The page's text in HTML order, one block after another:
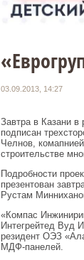
03.09.2013, 14:27
Завтра в Казани в
подписан
Челнов,
строительстве
Подробности
презентован
Рустам
«Компас
Интегрейтед Вуд
резидент ОЭЗ
МДФ-панелей.